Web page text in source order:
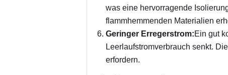
was eine hervorragende
flammhemmenden Materialien
Geringer Erregerstrom:Ein gut
Leerlaufstromverbrauch senkt.
erfordern.